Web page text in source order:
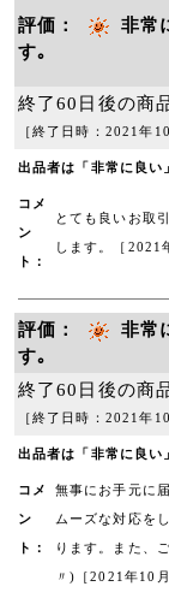
評価：
非常
す｡
終了60日後の商
［終了日時：2021年
出品者は「非常に良い
コメ
ン
ト：
とても良いお取
します。［2021
評価：
非常
す｡
終了60日後の商
［終了日時：2021年
出品者は「非常に良い
コメ
ン
ト：
無事にお手元に
ムーズな対応を
ります。また、
〃)［2021年10